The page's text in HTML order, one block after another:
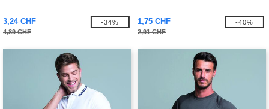
3,24 CHF
4,89 CHF
-34% 1,75 CHF
2,91 CHF
-40%